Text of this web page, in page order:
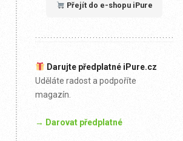
Přejít do e-shopu iPure
Darujte předplatné iPure.cz
Uděláte radost a podpoříte
magazín.
→ Darovat předplatné